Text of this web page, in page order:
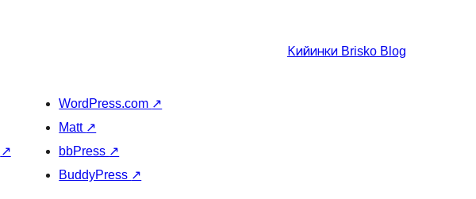
Кийинки Brisko Blog
↗
WordPress.com ↗
Matt ↗
bbPress ↗
BuddyPress ↗